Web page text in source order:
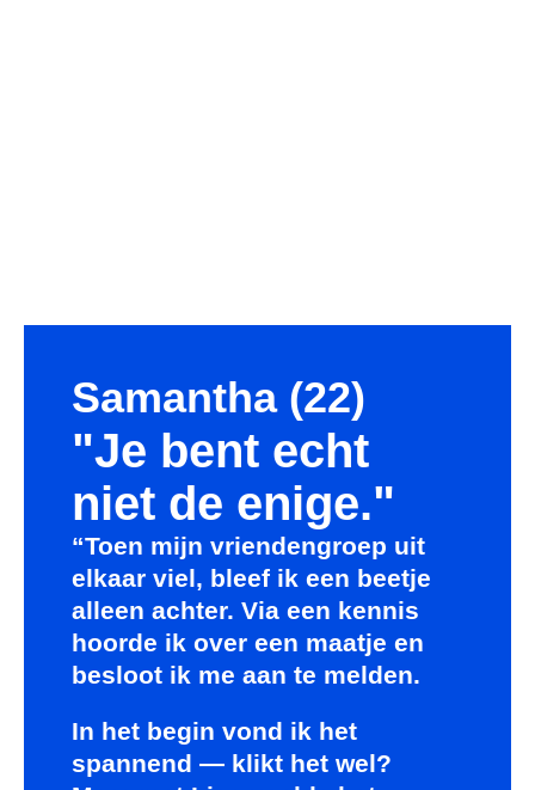
Samantha (22)
"Je bent echt
niet de enige."
“Toen mijn vriendengroep uit
elkaar viel, bleef ik een beetje
alleen achter. Via een kennis
hoorde ik over een maatje en
besloot ik me aan te melden.
In het begin vond ik het
spannend — klikt het wel?